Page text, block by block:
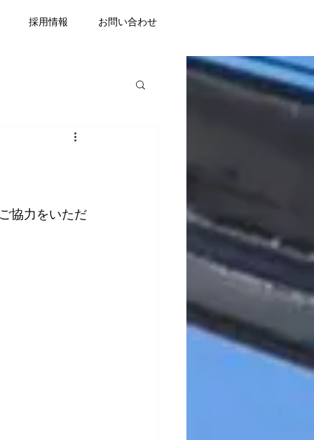
採用情報 お問い合わせ
協力をいただ